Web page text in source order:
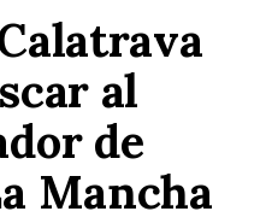
al
de
Mancha